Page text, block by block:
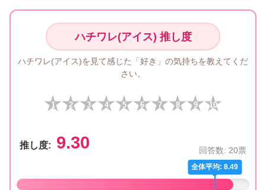
ハチワレ(アイス) 推し度
ハチワレ(アイス)を見て感じた「好き」の気持ちを教えてくだ
さい。
10
9
8
7
6
5
4
3
2
1
推し度: 9.30 回答数: 20票
全体平均: 8.49